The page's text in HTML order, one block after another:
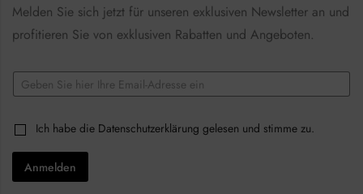
Melden Sie sich jetzt für unseren exklusiven Newsletter an und
profitieren Sie von exklusiven Rabatten und Angeboten.
E
m
lh
c
b
C
h
e
k
Ich habe die Datenschutzerklärung gelesen und stimme zu.
Anmelden